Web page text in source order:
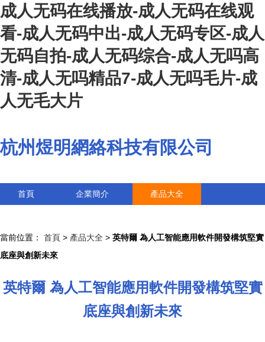
成人无码在线播放-成人无码在线观
看-成人无码中出-成人无码专区-成人
无码自拍-成人无码综合-成人无吗高
清-成人无吗精品7-成人无吗毛片-成
人无毛大片
杭州煜明網絡科技有限公司
首頁 企業簡介 產品大全
當前位置： 首頁 > 產品大全 > 英特爾 為人工智能應用軟件開發構筑堅實
底座與創新未來
英特爾 為人工智能應用軟件開發構筑堅實
底座與創新未來